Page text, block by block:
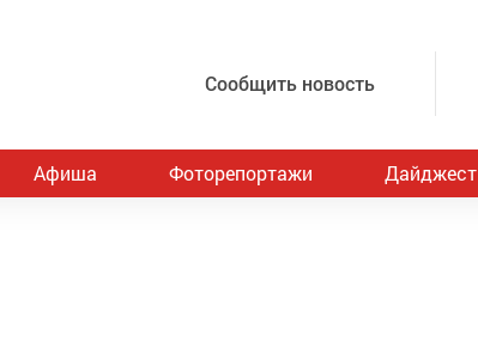
Сообщить новость
Афиша Фоторепортажи Дайджест